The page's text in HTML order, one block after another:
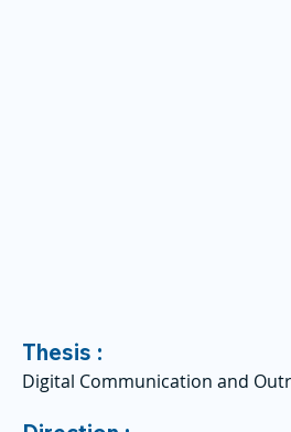
Thesis :
Digital Communication and